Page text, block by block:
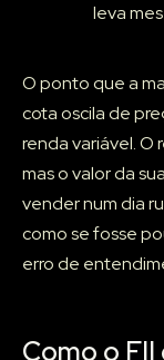
leva
O ponto que a
cota oscila de
renda variável. O
mas o valor da
vender num dia
como se fosse
erro de
Como o